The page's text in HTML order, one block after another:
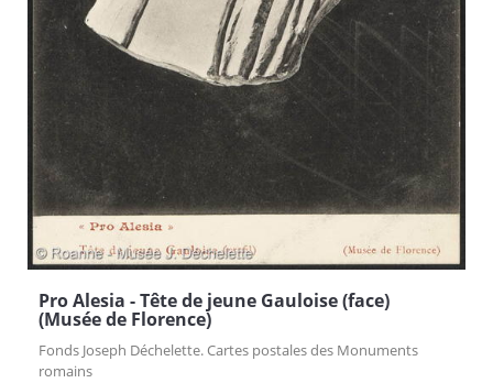
Pro Alesia - Tête de jeune Gauloise (face)
(Musée de Florence)
Fonds Joseph Déchelette. Cartes postales des Monuments
romains